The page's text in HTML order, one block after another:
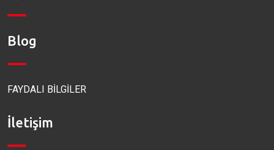
Blog
FAYDALI BİLGİLER
İletişim